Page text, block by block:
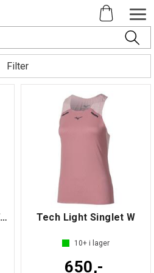
Filter
Dryaeroflow Graphic Tank Top W Tech Light Singlet W
10+ i lager
650,-